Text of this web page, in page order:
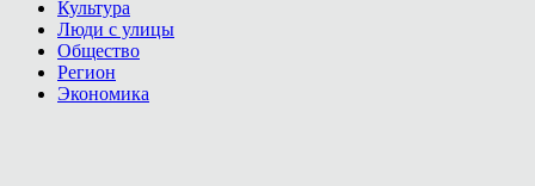
Культура
Люди с улицы
Общество
Регион
Экономика